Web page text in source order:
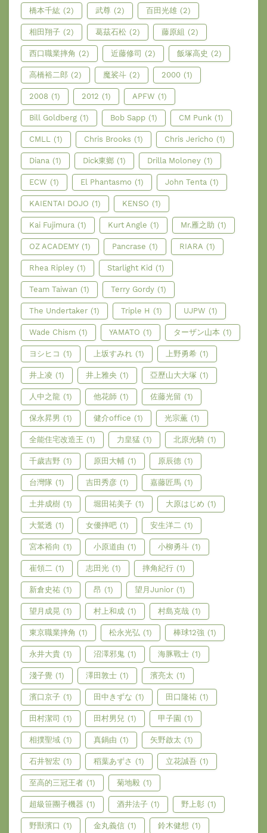
橋本千紘 (2) 武尊 (2) 百田光雄 (2)
相田翔子 (2) 葛茲石松 (2) 藤原組 (2)
西口職業摔角 (2) 近藤修司 (2) 飯塚高史 (2)
高橋裕二郎 (2) 魔裟斗 (2) 2000 (1)
2008 (1) 2012 (1) APFW (1)
Bill Goldberg (1) Bob Sapp (1) CM Punk (1)
CMLL (1) Chris Brooks (1) Chris Jericho (1)
Diana (1) Dick東鄉 (1) Drilla Moloney (1)
ECW (1) El Phantasmo (1) John Tenta (1)
KAIENTAI DOJO (1) KENSO (1)
Kai Fujimura (1) Kurt Angle (1) Mr.雁之助 (1)
OZ ACADEMY (1) Pancrase (1) RIARA (1)
Rhea Ripley (1) Starlight Kid (1)
Team Taiwan (1) Terry Gordy (1)
The Undertaker (1) Triple H (1) UJPW (1)
Wade Chism (1) YAMATO (1) ターザン山本 (1)
ヨシヒコ (1) 上坂すみれ (1) 上野勇希 (1)
井上凌 (1) 井上雅央 (1) 亞歷山大大塚 (1)
人中之龍 (1) 他花師 (1) 佐藤光留 (1)
保永昇男 (1) 健介office (1) 光宗薫 (1)
全能住宅改造王 (1) 力皇猛 (1) 北原光騎 (1)
千歲吉野 (1) 原田大輔 (1) 原辰德 (1)
台灣隊 (1) 吉田秀彦 (1) 嘉藤匠馬 (1)
土井成樹 (1) 堀田祐美子 (1) 大原はじめ (1)
大鷲透 (1) 女優摔吧 (1) 安生洋二 (1)
宮本裕向 (1) 小原道由 (1) 小柳勇斗 (1)
崔領二 (1) 志田光 (1) 摔角紀行 (1)
新倉史祐 (1) 昂 (1) 望月Junior (1)
望月成晃 (1) 村上和成 (1) 村島克哉 (1)
東京職業摔角 (1) 松永光弘 (1) 棒球12強 (1)
永井大貴 (1) 沼澤邪鬼 (1) 海豚戰士 (1)
淺子覺 (1) 澤田敦士 (1) 濱亮太 (1)
濱口京子 (1) 田中きずな (1) 田口隆祐 (1)
田村潔司 (1) 田村男兒 (1) 甲子園 (1)
相撲聖域 (1) 真鍋由 (1) 矢野啟太 (1)
石井智宏 (1) 稻葉あずさ (1) 立花誠吾 (1)
至高的三冠王者 (1) 菊地毅 (1)
超級笹團子機器 (1) 酒井法子 (1) 野上彰 (1)
野獸濱口 (1) 金丸義信 (1) 鈴木健想 (1)